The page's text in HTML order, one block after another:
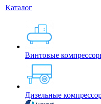
Каталог
Винтовые
Дизельные